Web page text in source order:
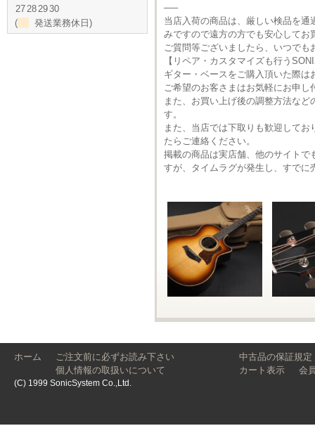
—–
当店入荷の商品は、厳しい検品を
みですので遠方の方でも安心してお
ご質問等ございましたら、いつでも
【リペア・カスタマイズも行う
ギター・ベースをご購入頂いた際
ご希望のお客さまはお気軽にお申し
また、お買い上げ後の調整方法な
す。
また、当店では下取りも歓迎して
たらご連絡ください。
掲載の商品は実店舗、他のサイト
すが、タイムラグが発生し、すで
27282930
(
発送業務休日)
ホーム
ご注文前に必ずお読み下さい
個人情報の取扱いについて
中古品の保証規定
カート表示
会
(C) 1999 SonicSystem Co.,Ltd.